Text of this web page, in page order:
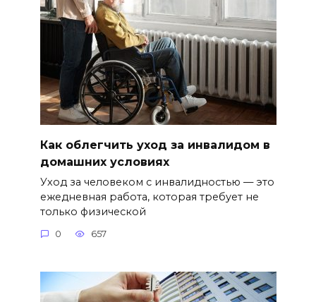
Как облегчить уход за инвалидом в
домашних условиях
Уход за человеком с инвалидностью — это
ежедневная работа, которая требует не
только физической
0 657